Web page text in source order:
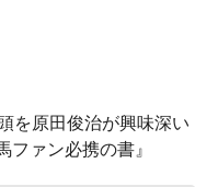
を原田俊治が興味深い
ファン必携の書』